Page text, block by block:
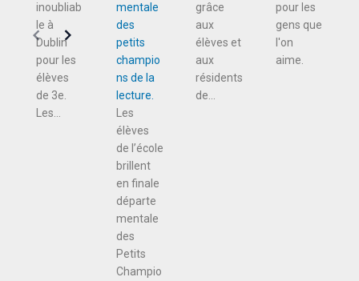
inoubliab
le à
Dublin
pour les
élèves
de 3e.
Les...
mentale
des
petits
champio
ns de la
lecture.
Les
élèves
de l’école
brillent
en finale
départe
mentale
des
Petits
Champio
grâce
aux
élèves et
aux
résidents
de...
pour les
gens que
l'on
aime.